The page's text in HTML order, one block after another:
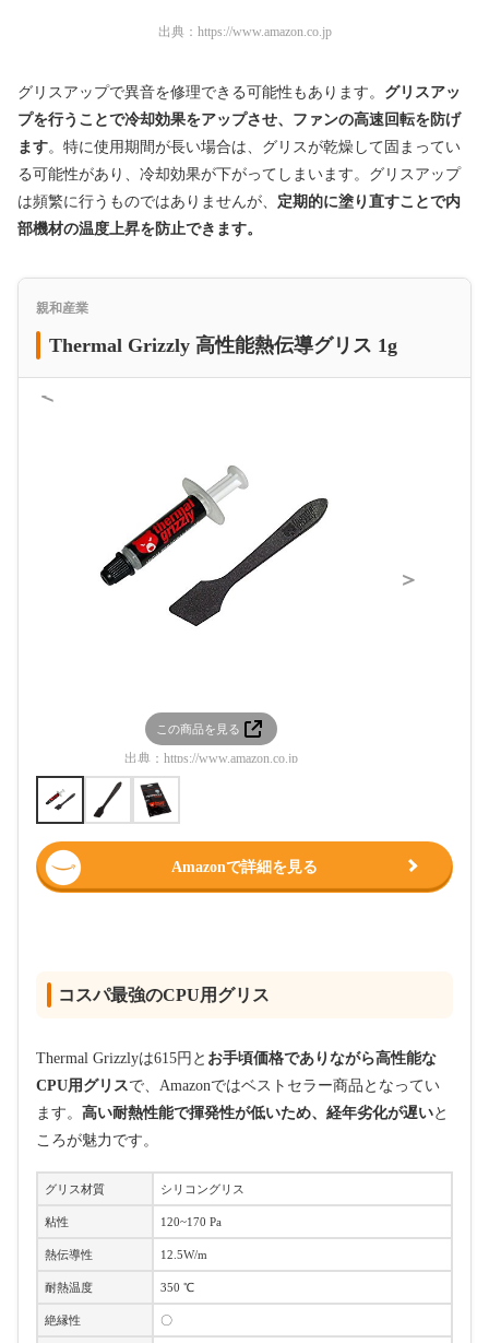
出典： https://www.amazon.co.jp
グリスアップで異音を修理できる可能性もあります。 グリスアッ
プを行うことで冷却効果をアップさせ、ファンの高速回転を防げ
ます。特に使用期間が長い場合は、グリスが乾燥して固まってい
る可能性があり、冷却効果が下がってしまいます。グリスアップ
は頻繁に行うものではありませんが、 定期的に塗り直すことで内
部機材の温度上昇を防止できます。
親和産業
Thermal Grizzly 高性能熱伝導グリス 1g
＜
この商品を見る
出典： https://www.amazon.co.jp
＞
Amazonで詳細を見る
コスパ最強のCPU用グリス
Thermal Grizzlyは615円と お手頃価格でありながら高性能な
CPU用グリスで、Amazonではベストセラー商品となってい
ます。 高い耐熱性能で揮発性が低いため、経年劣化が遅いと
ころが魅力です。
グリス材質 シリコングリス
粘性 120~170 Pa
熱伝導性 12.5W/m
耐熱温度 350 ℃
絶縁性 〇